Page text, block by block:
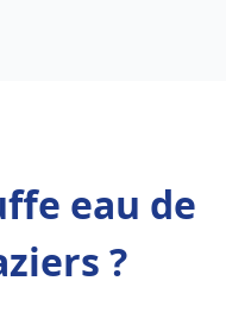
eau de
?